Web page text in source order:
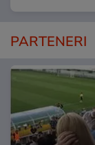
PARTENERI